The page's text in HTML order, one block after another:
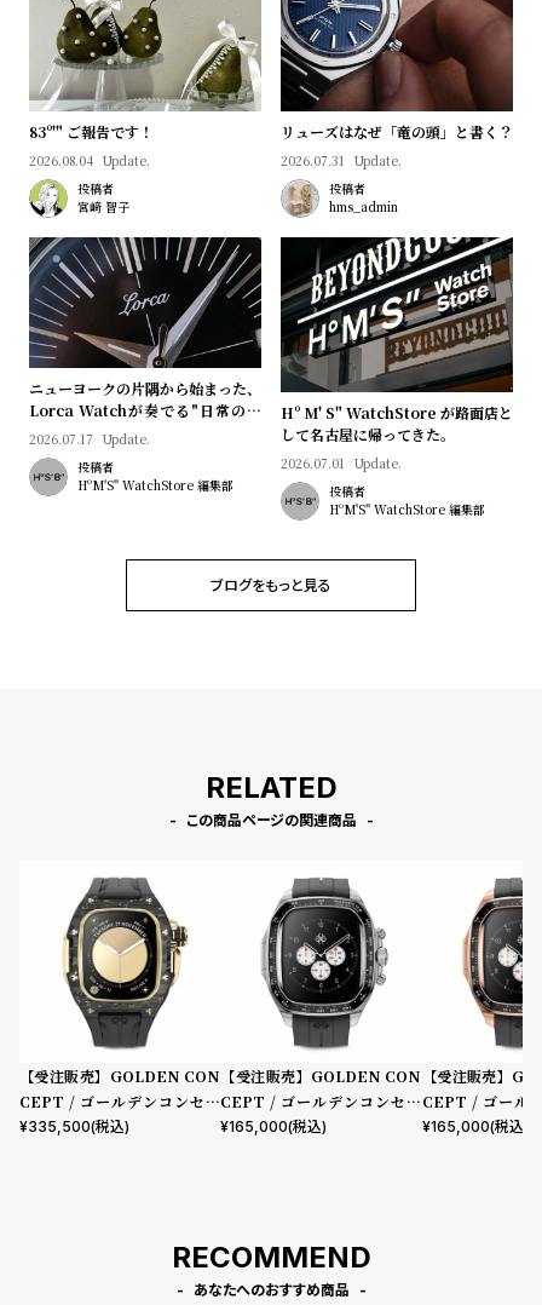
83º'" ご報告です！
2026.08.04 Update.
投稿者
宮﨑 智子
リューズはなぜ「竜の頭」と書く？
2026.07.31 Update.
投稿者
hms_admin
ニューヨークの片隅から始まった、
Lorca Watchが奏でる"日常のロ
マン"｜Brand Picks #08
2026.07.17 Update.
投稿者
HºM'S" WatchStore 編集部
Hº M' S" WatchStore が路面店と
して名古屋に帰ってきた。
2026.07.01 Update.
投稿者
HºM'S" WatchStore 編集部
ブログをもっと見る
RELATED
この商品ページの関連商品
【受注販売】GOLDEN CON
CEPT / ゴールデンコンセプ
ト Apple Watch 10 46MM用
¥335,500(税込)
【受注販売】GOLDEN CON
CEPT / ゴールデンコンセプ
ト Apple Watch 10 46MM用
¥165,000(税込)
【受注販売】
CEPT / ゴール
ト Apple Watch
¥165,000(税込)
RECOMMEND
あなたへのおすすめ商品